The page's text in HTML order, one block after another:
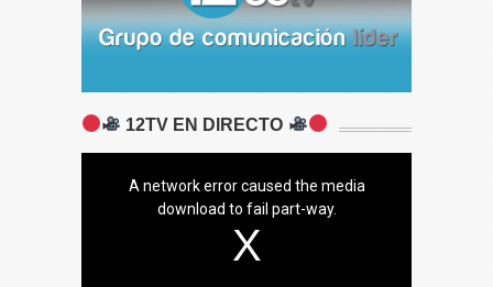
12TV EN DIRECTO
A network error caused the media
download to fail part-way.